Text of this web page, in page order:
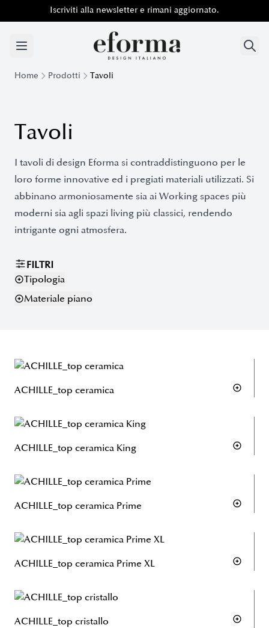
Iscriviti alla newsletter e rimani aggiornato.
Home Prodotti Tavoli
Tavoli
I tavoli di design Eforma si contraddistinguono per le
loro forme innovative ed i pregiati materiali utilizzati. Si
abbinano armoniosamente sia ai Working spaces più
moderni sia agli spazi living più classici, rendendo
intrigante ogni atmosfera.
FILTRI
Tipologia
Materiale piano
ACHILLE_top ceramica
ACHILLE_top ceramica King
ACHILLE_top ceramica Prime
ACHILLE_top ceramica Prime XL
ACHILLE_top cristallo